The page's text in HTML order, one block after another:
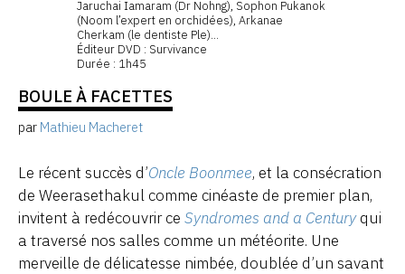
Jaruchai Iamaram (Dr Nohng), Sophon Pukanok
(Noom l’expert en orchidées), Arkanae
Cherkam (le dentiste Ple)...
Éditeur DVD : Survivance
Durée : 1h45
BOULE À FACETTES
par Mathieu Macheret
Le récent succès d’Oncle Boonmee, et la consécration
de Weerasethakul comme cinéaste de premier plan,
invitent à redécouvrir ce Syndromes and a Centuryqui
a traversé nos salles comme un météorite. Une
merveille de délicatesse nimbée, doublée d’un savant